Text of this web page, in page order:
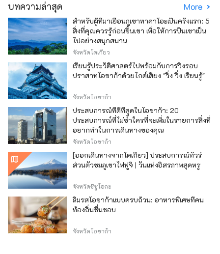
บทความล่าสุด More
สำหรับผู้ที่มาเยือนภูเขาทาคาโอะเป็นครั้งแรก: 5
สิ่งที่คุณควรรู้ก่อนขึ้นเขา เพื่อให้การปีนเขาเป็น
ไปอย่างสนุกสนาน
จังหวัดโตเกียว
เรียนรู้ประวัติศาสตร์ไปพร้อมกับการวิ่งรอบ
ปราสาทโอซาก้าด้วยไกด์เสียง "วิ่ง วิ่ง เรียนรู้"
จังหวัดโอซาก้า
ประสบการณ์ที่ดีที่สุดในโอซาก้า: 20
ประสบการณ์ที่ไม่ซ้ำใครที่จะเพิ่มในรายการสิ่งที่
อยากทำในการเดินทางของคุณ
จังหวัดโอซาก้า
[ออกเดินทางจากโตเกียว] ประสบการณ์ทัวร์
ส่วนตัวชมภูเขาไฟฟูจิ | วันแห่งอิสรภาพสุดหรู
จังหวัดชิซูโอกะ
ลิ้มรสโอซาก้าแบบครบถ้วน: อาหารพิเศษที่คน
ท้องถิ่นชื่นชอบ
จังหวัดโอซาก้า